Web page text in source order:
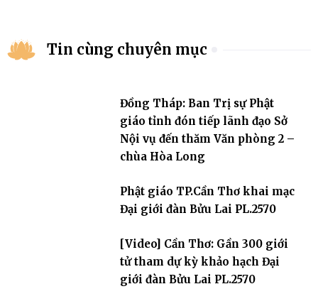
Tin cùng chuyên mục
Đồng Tháp: Ban Trị sự Phật
giáo tỉnh đón tiếp lãnh đạo Sở
Nội vụ đến thăm Văn phòng 2 –
chùa Hòa Long
Phật giáo TP.Cần Thơ khai mạc
Đại giới đàn Bửu Lai PL.2570
[Video] Cần Thơ: Gần 300 giới
tử tham dự kỳ khảo hạch Đại
giới đàn Bửu Lai PL.2570